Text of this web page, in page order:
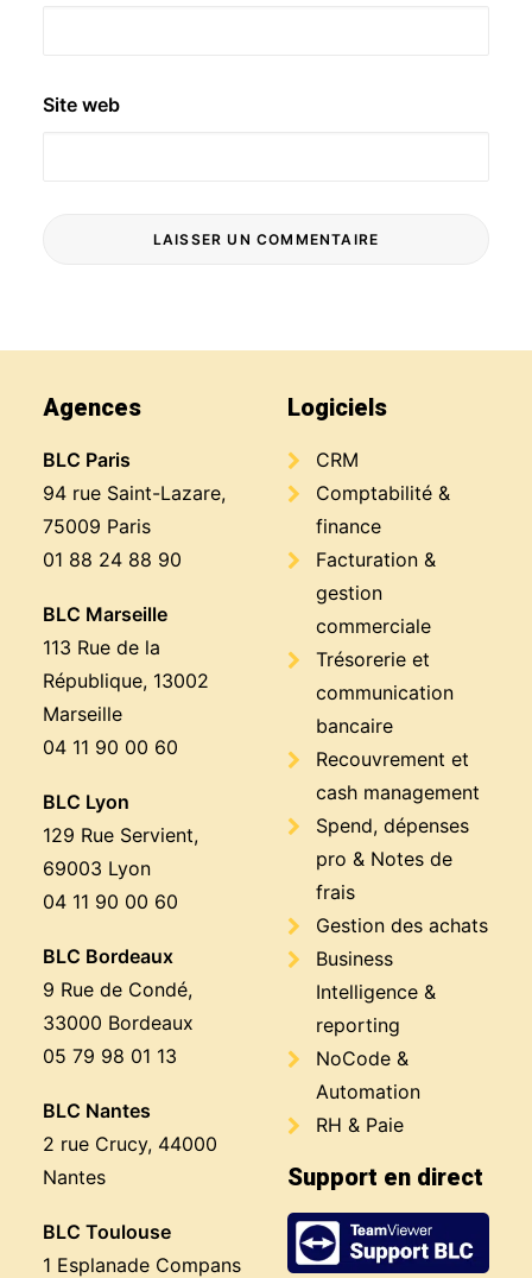
Site web
Agences
BLC Paris
94 rue Saint-Lazare,
75009 Paris
01 88 24 88 90
BLC Marseille
113 Rue de la
République, 13002
Marseille
04 11 90 00 60
BLC Lyon
129 Rue Servient,
69003 Lyon
04 11 90 00 60
BLC Bordeaux
9 Rue de Condé,
33000 Bordeaux
05 79 98 01 13
BLC Nantes
2 rue Crucy, 44000
Nantes
BLC Toulouse
1 Esplanade Compans
Logiciels
CRM
Comptabilité &
finance
Facturation &
gestion
commerciale
Trésorerie et
communication
bancaire
Recouvrement et
cash management
Spend, dépenses
pro & Notes de
frais
Gestion des achats
Business
Intelligence &
reporting
NoCode &
Automation
RH & Paie
Support en direct